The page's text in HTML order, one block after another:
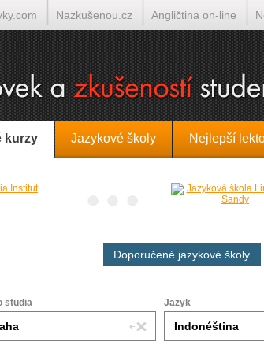
kurzy Jazykové školy Nejlepší
Doporučené jazykové školy
studia Jazyk
Nazkušenou.cz Angličtina on-line